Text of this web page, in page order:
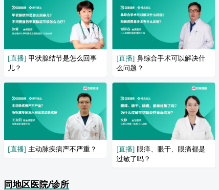
[直播] 甲状腺结节是怎么回事
儿？
[直播] 鼻综合手术可以解决什
么问题？
[直播] 主动脉疾病严不严重？ [直播] 眼痒、眼干、眼痛都是
过敏了吗？
同地区医院/诊所